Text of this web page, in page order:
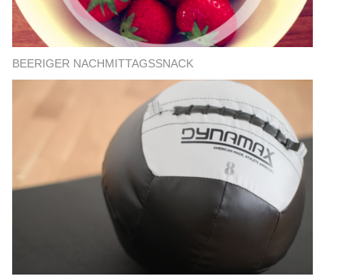
BEERIGER NACHMITTAGSSNACK